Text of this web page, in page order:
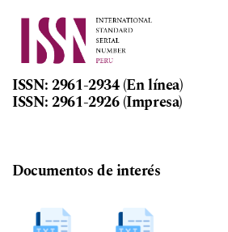
ISSN: 2961-2934 (En línea)
ISSN: 2961-2926 (Impresa)
Documentos de interés